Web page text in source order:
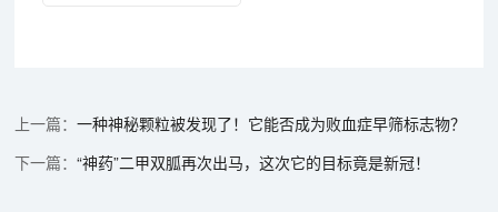
一种神秘颗粒被发现了！它能否成为败血症早筛标志物？
“神药”二甲双胍再次出马，这次它的目标竟是新冠！